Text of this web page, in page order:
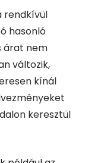
rendkívül
hasonló
árat nem
változik,
kínál
keresztül